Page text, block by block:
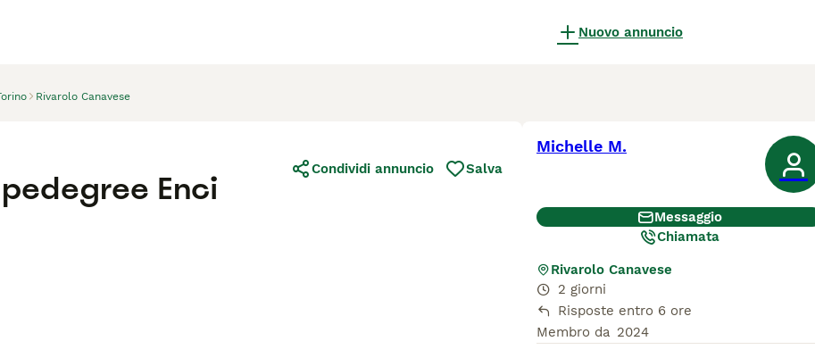
Nuovo annuncio
Rivarolo Canavese
Enci Condividi annuncio Salva
Michelle M.
Messaggio
Chiamata
Rivarolo Canavese
2 giorni
Risposte entro 6 ore
Membro da 2024